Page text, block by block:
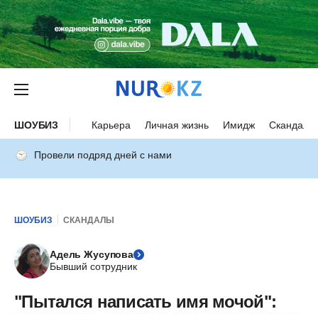
ШОУБИЗ Карьера Личная жизнь Имидж Скандалы
Провели подряд дней с нами
ШОУБИЗ СКАНДАЛЫ
Адель Жусупова
Бывший сотрудник
"Пытался написать имя мочой":